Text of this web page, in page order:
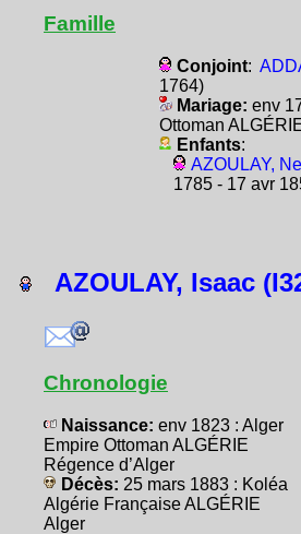
Famille
Conjoint:
1764)
Mariage: env
Ottoman
Enfants:
AZOULAY,
1785 - 17 avr
AZOULAY, Isaac
Chronologie
Naissance: env 1823 : Alger
Empire Ottoman ALGÉRIE
Régence d’Alger
Décès: 25 mars 1883 : Koléa
Algérie Française ALGÉRIE
Alger